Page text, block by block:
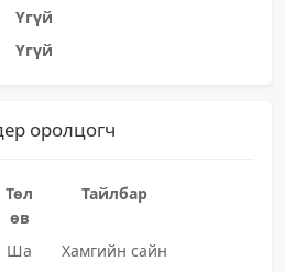
Үгүй
Үгүй
оролцогч
Төл
өв
Тайлбар
Ша
Хамгийн сайн